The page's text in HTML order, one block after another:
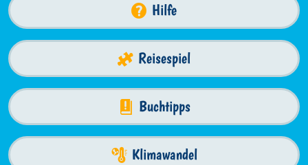
Hilfe
Reisespiel
Buchtipps
Klimawandel